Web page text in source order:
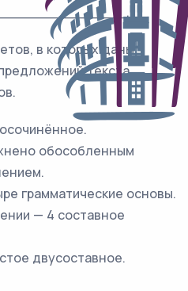
в которых даны
текста.
обособленным
грамматические основы.
— 4 составное
двусоставное.